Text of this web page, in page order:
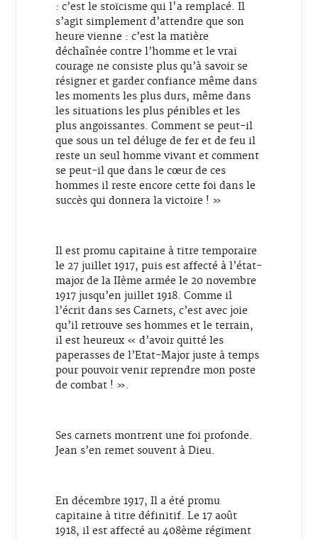
: c’est le stoïcisme qui l'a remplacé. Il
s’agit simplement d’attendre que son
heure vienne : c’est la matière
déchaînée contre l’homme et le vrai
courage ne consiste plus qu’à savoir se
résigner et garder confiance même dans
les moments les plus durs, même dans
les situations les plus pénibles et les
plus angoissantes. Comment se peut-il
que sous un tel déluge de fer et de feu il
reste un seul homme vivant et comment
se peut-il que dans le cœur de ces
hommes il reste encore cette foi dans le
succès qui donnera la victoire ! »
Il est promu capitaine à titre temporaire
le 27 juillet 1917, puis est affecté à l’état-
major de la IIème armée le 20 novembre
1917 jusqu’en juillet 1918. Comme il
l’écrit dans ses Carnets, c’est avec joie
qu’il retrouve ses hommes et le terrain,
il est heureux « d’avoir quitté les
paperasses de l’Etat-Major juste à temps
pour pouvoir venir reprendre mon poste
de combat ! ».
Ses carnets montrent une foi profonde.
Jean s’en remet souvent à Dieu.
En décembre 1917, Il a été promu
capitaine à titre définitif. Le 17 août
1918, il est affecté au 408ème régiment